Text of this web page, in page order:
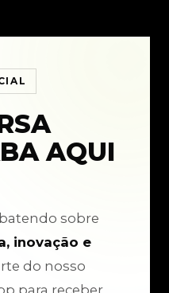
AQUI
sobre
inovação e
do nosso